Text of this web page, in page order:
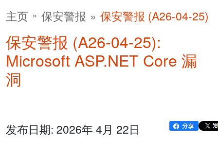
主页 保安警报 保安警报 (A26-04-25)
保安警报 (A26-04-25):
Microsoft ASP.NET Core 漏
洞
发布日期: 2026年 4月 22日